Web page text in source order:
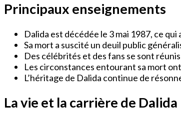
Principaux enseignements
Dalida est décédée le 3 mai 1987, ce
Sa mort a suscité un deuil public
Des célébrités et des fans se sont
Les circonstances entourant sa mort
L’héritage de Dalida continue de
La vie et la carrière de Dalida